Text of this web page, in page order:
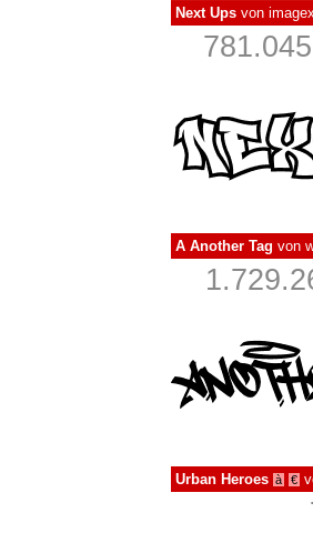
Next Ups von
A Another Tag von
Urban Heroes à €